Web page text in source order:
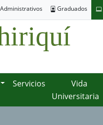
Administrativos Graduados
Servicios
Vida
Universitaria